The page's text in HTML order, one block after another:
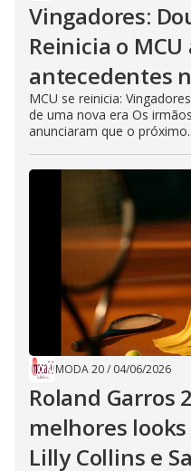
Vingadores:
Reinicia o
antecedentes
MCU se reinicia:
de uma nova era Os
anunciaram que o
MODA 20/ 04/06/2026
Roland Garros
melhores
Lilly Collins e